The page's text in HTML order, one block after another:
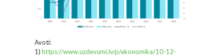
Avoti:
1) https://www.uzdevumi.lv/p/ekonomika/10-12-